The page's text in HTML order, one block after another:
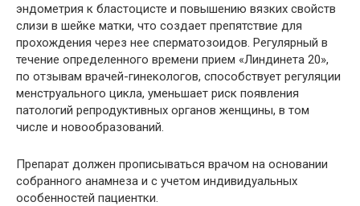
эндометрия к бластоцисте и повышению вязких свойств
слизи в шейке матки, что создает препятствие для
прохождения через нее сперматозоидов. Регулярный в
течение определенного времени прием «Линдинета 20»,
по отзывам врачей-гинекологов, способствует регуляции
менструального цикла, уменьшает риск появления
патологий репродуктивных органов женщины, в том
числе и новообразований.
Препарат должен прописываться врачом на основании
собранного анамнеза и с учетом индивидуальных
особенностей пациентки.